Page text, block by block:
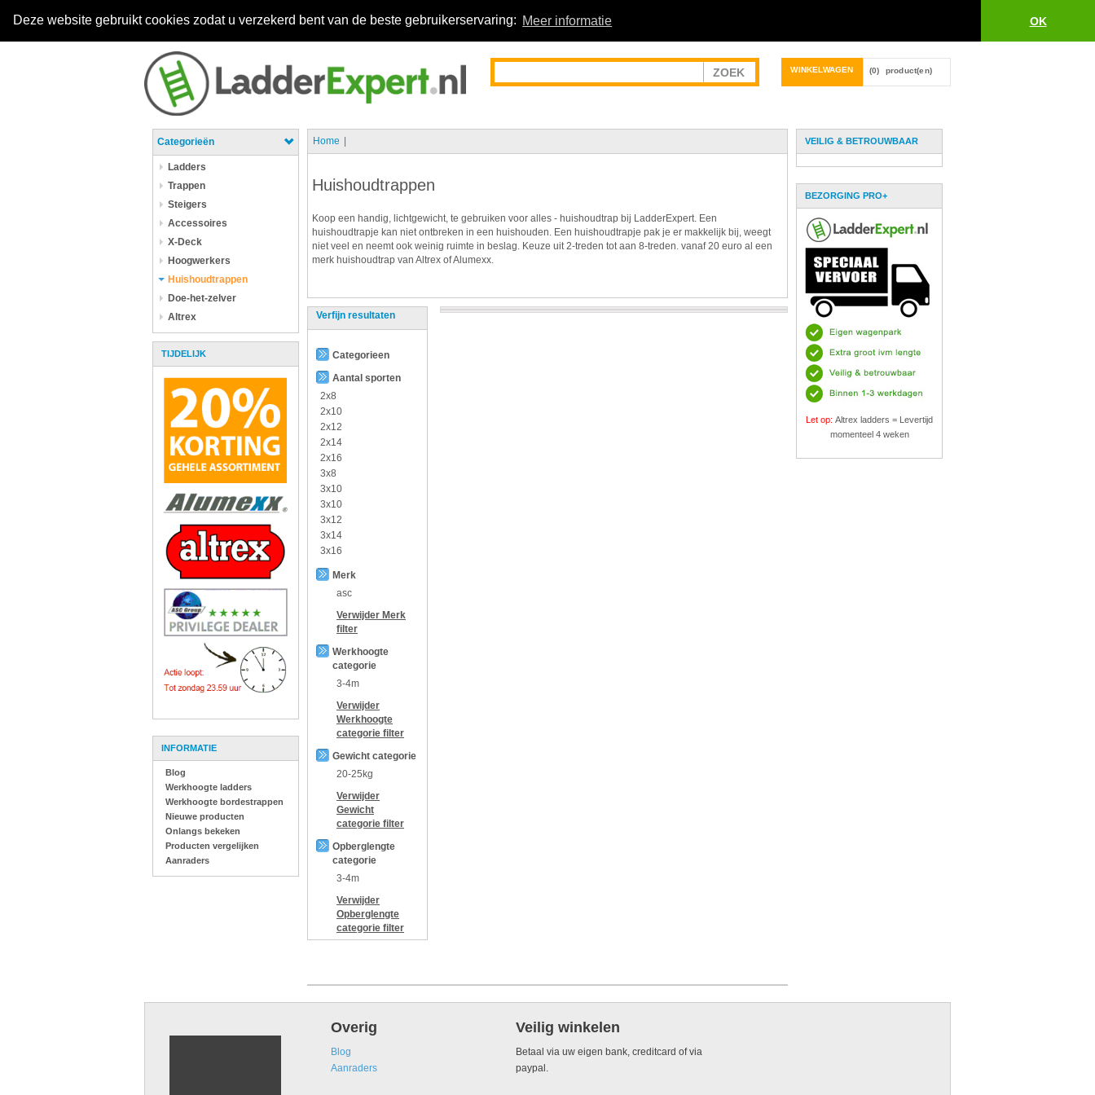
Deze website gebruikt cookies zodat u verzekerd bent van de beste gebruikerservaring: Meer informatie OK
WINKELWAGEN (0) product(en)
Categorieën
Ladders
Trappen
Steigers
Accessoires
X-Deck
Hoogwerkers
Huishoudtrappen
Doe-het-zelver
Altrex
TIJDELIJK
INFORMATIE
Blog
Werkhoogte ladders
Werkhoogte bordestrappen
Nieuwe producten
Onlangs bekeken
Producten vergelijken
Aanraders
Home
Huishoudtrappen
Koop een handig, lichtgewicht, te gebruiken voor alles - huishoudtrap bij LadderExpert. Een
huishoudtrapje kan niet ontbreken in een huishouden. Een huishoudtrapje pak je er makkelijk bij, weegt
niet veel en neemt ook weinig ruimte in beslag. Keuze uit 2-treden tot aan 8-treden. vanaf 20 euro al een
merk huishoudtrap van Altrex of Alumexx.
Verfijn resultaten
Categorieen
Aantal sporten
2x8
2x10
2x12
2x14
2x16
3x8
3x10
3x10
3x12
3x14
3x16
Merk
asc
Verwijder Merk
filter
Werkhoogte
categorie
3-4m
Verwijder
Werkhoogte
categorie filter
Gewicht categorie
20-25kg
Verwijder
Gewicht
categorie filter
Opberglengte
categorie
3-4m
Verwijder
Opberglengte
categorie filter
VEILIG & BETROUWBAAR
BEZORGING PRO+
Let op: Altrex ladders = Levertijd
momenteel 4 weken
Overig
Blog
Aanraders
Veilig winkelen
Betaal via uw eigen bank, creditcard of via
paypal.